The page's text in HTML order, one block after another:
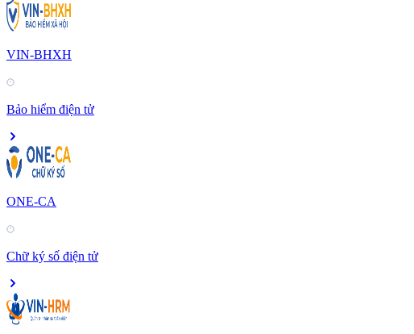
VIN-BHXH
Bảo hiểm điện tử
ONE-CA
Chữ ký số điện tử